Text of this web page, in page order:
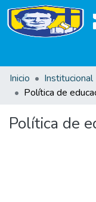
Inicio
Institucional
Política de